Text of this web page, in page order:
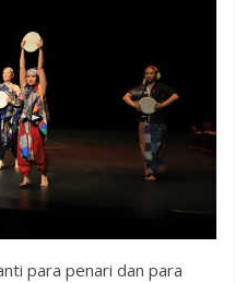
para penari dan para